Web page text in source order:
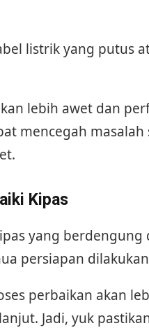
listrik yang putus
lebih awet dan
mencegah masalah
Kipas
yang berdengung
persiapan
perbaikan akan
Jadi, yuk